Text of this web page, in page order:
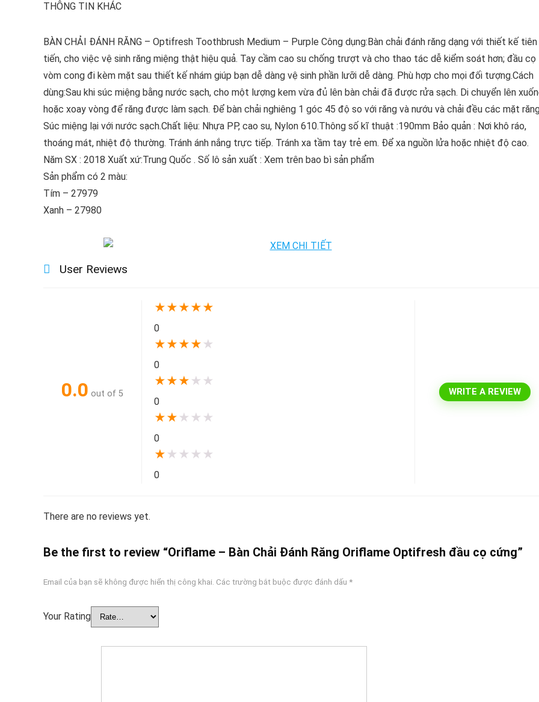
THÔNG TIN KHÁC
BÀN CHẢI ĐÁNH RĂNG – Optifresh Toothbrush Medium – Purple Công dụng:Bàn chải đánh răng dạng với thiết kế tiên
tiến, cho việc vệ sinh răng miệng thật hiệu quả. Tay cầm cao su chống trượt và cho thao tác dễ kiểm soát hơn; đầu cọ
vòm cong đi kèm mặt sau thiết kế nhám giúp bạn dễ dàng vệ sinh phần lưỡi dễ dàng. Phù hợp cho mọi đối tượng.Cách
dùng:Sau khi súc miệng bằng nước sạch, cho một lượng kem vừa đủ lên bàn chải đã được rửa sạch. Di chuyển lên
hoặc xoay vòng để răng được làm sạch. Để bàn chải nghiêng 1 góc 45 độ so với răng và nướu và chải đều các mặt
Súc miệng lại với nước sạch.Chất liệu: Nhựa PP, cao su, Nylon 610.Thông số kĩ thuật :190mm Bảo quản : Nơi khô ráo,
thoáng mát, nhiệt độ thường. Tránh ánh nắng trực tiếp. Tránh xa tầm tay trẻ em. Để xa nguồn lửa hoặc nhiệt độ cao.
Năm SX : 2018 Xuất xứ:Trung Quốc . Số lô sản xuất : Xem trên bao bì sản phẩm
Sản phẩm có 2 màu:
Tím – 27979
Xanh – 27980
User Reviews
0.0 out of 5
★★★★★
0
★★★★ ★
0
★★★ ★ ★
0
★★ ★ ★ ★
0
★ ★ ★ ★ ★
0
WRITE A REVIEW
There are no reviews yet.
Be the first to review “Oriflame – Bàn Chải Đánh Răng Oriflame Optifresh đầu cọ cứng”
Email của bạn sẽ không được hiển thị công khai. Các trường bắt buộc được đánh dấu *
Your Rating